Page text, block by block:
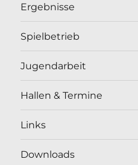
Ergebnisse
Spielbetrieb
Jugendarbeit
Hallen & Termine
Links
Downloads